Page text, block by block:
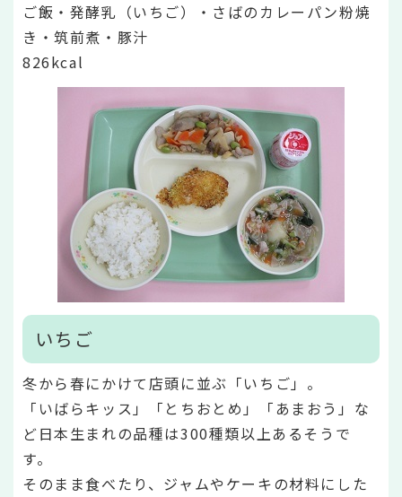
ご飯・発酵乳（いちご）・さばのカレーパン粉焼
き・筑前煮・豚汁
826kcal
いちご
冬から春にかけて店頭に並ぶ「いちご」。
「いばらキッス」「とちおとめ」「あまおう」な
ど日本生まれの品種は300種類以上あるそうで
す。
そのまま食べたり、ジャムやケーキの材料にした